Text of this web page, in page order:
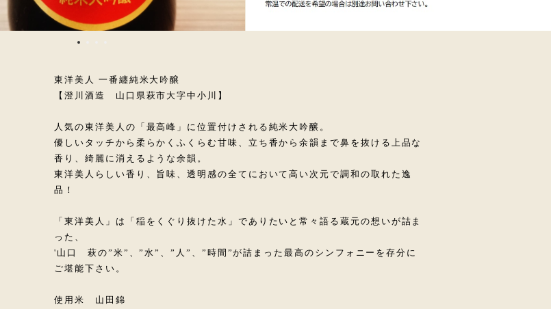
東洋美人 一番纏純米大吟醸
【澄川酒造 山口県萩市大字中小川】
人気の東洋美人の「最高峰」に位置付けされる純米大吟醸。
優しいタッチから柔らかくふくらむ甘味、立ち香から余韻まで鼻を抜ける上品な
香り、綺麗に消えるような余韻。
東洋美人らしい香り、旨味、透明感の全てにおいて高い次元で調和の取れた逸
品！
「東洋美人」は「稲をくぐり抜けた水」でありたいと常々語る蔵元の想いが詰ま
った、
'山口 萩の”米”、”水”、”人”、”時間”が詰まった最高のシンフォニーを存分に
ご堪能下さい。
使用米 山田錦